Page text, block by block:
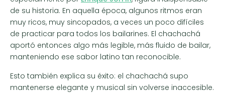
de su historia. En aquella época, algunos ritmos eran
muy ricos, muy sincopados, a veces un poco difíciles
de practicar para todos los bailarines. El chachachá
aportó entonces algo más legible, más fluido de bailar,
manteniendo ese sabor latino tan reconocible.
Esto también explica su éxito: el chachachá supo
mantenerse elegante y musical sin volverse inaccesible.